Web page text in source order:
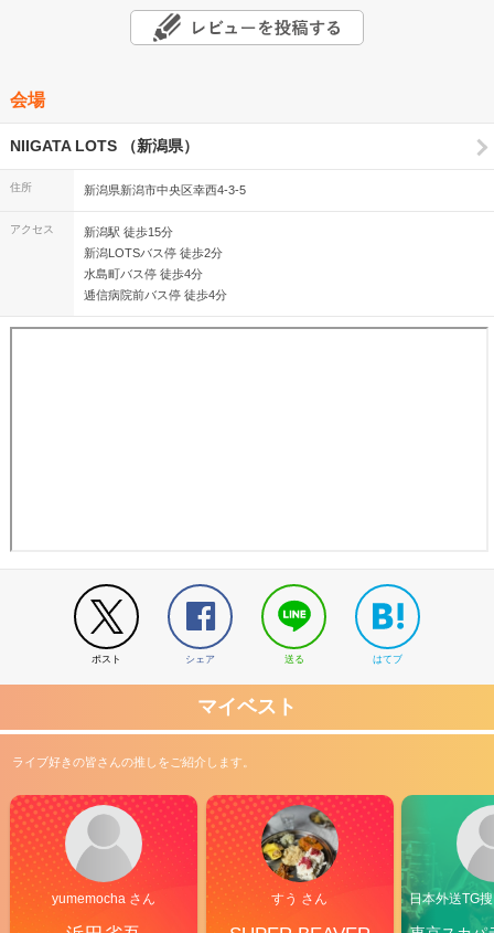
会場
NIIGATA LOTS （新潟県）
住所 新潟県新潟市中央区幸西4-3-5
アクセス
新潟駅 徒歩15分
新潟LOTSバス停 徒歩2分
水島町バス停 徒歩4分
逓信病院前バス停 徒歩4分
ポスト シェア 送る はてブ
マイベスト
ライブ好きの皆さんの推しをご紹介します。
yumemocha さん すう さん 日本外送TG